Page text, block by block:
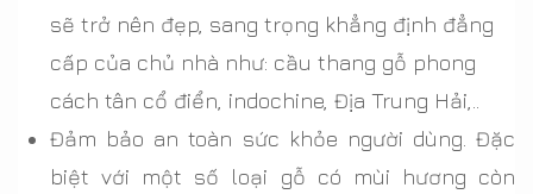
sẽ trở nên đẹp, sang trọng khẳng định đẳng
cấp của chủ nhà như: cầu thang gỗ phong
cách tân cổ điển, indochine, Địa Trung Hải,..
Đảm bảo an toàn sức khỏe người dùng. Đặc
biệt với một số loại gỗ có mùi hương còn